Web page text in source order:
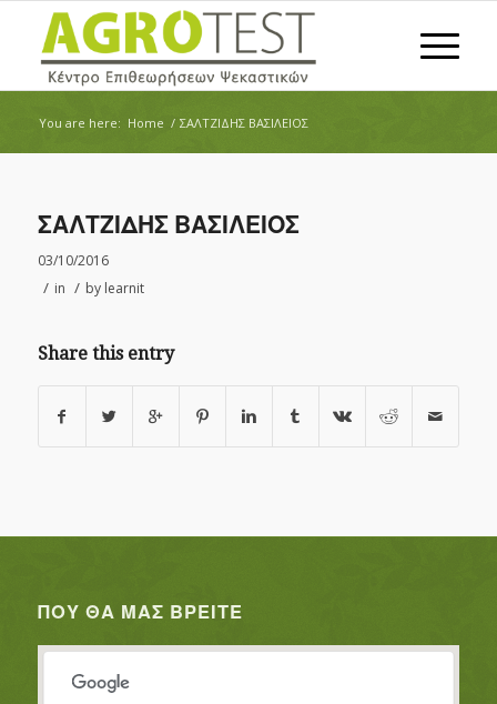
You are here: Home / ΣΑΛΤΖΙΔΗΣ ΒΑΣΙΛΕΙΟΣ
ΣΑΛΤΖΙΔΗΣ ΒΑΣΙΛΕΙΟΣ
03/10/2016
/ in / by learnit
Share this entry
ΠΟΥ ΘΑ ΜΑΣ ΒΡΕΊΤΕ